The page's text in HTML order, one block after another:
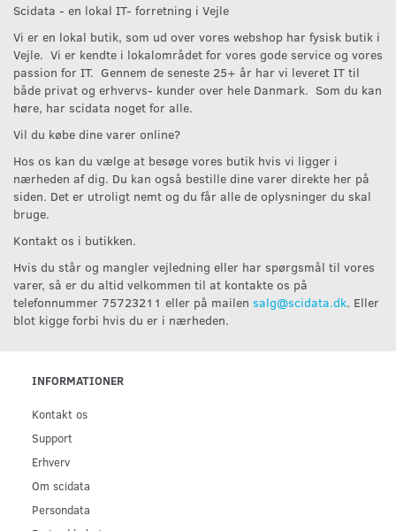
Scidata - en lokal IT- forretning i Vejle
Vi er en lokal butik, som ud over vores webshop har fysisk butik i
Vejle. Vi er kendte i lokalområdet for vores gode service og vores
passion for IT. Gennem de seneste 25+ år har vi leveret IT til
både privat og erhvervs- kunder over hele Danmark. Som du kan
høre, har scidata noget for alle.
Vil du købe dine varer online?
Hos os kan du vælge at besøge vores butik hvis vi ligger i
nærheden af dig. Du kan også bestille dine varer direkte her på
siden. Det er utroligt nemt og du får alle de oplysninger du skal
bruge.
Kontakt os i butikken.
Hvis du står og mangler vejledning eller har spørgsmål til vores
varer, så er du altid velkommen til at kontakte os på
telefonnummer 75723211 eller på mailen salg@scidata.dk. Eller
blot kigge forbi hvis du er i nærheden.
INFORMATIONER
Kontakt os
Support
Erhverv
Om scidata
Persondata